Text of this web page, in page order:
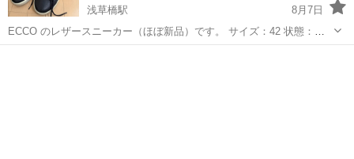
浅草橋駅
8月7日
ECCO のレザースニーカー（ほぼ新品）です。 サイズ：42 状態：購
入したもののサイズが少しキツイので1〜2回履いたきりです。 僕は